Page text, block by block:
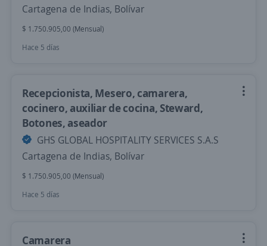
Cartagena de Indias, Bolívar
$ 1.750.905,00 (Mensual)
Hace 5 días
Recepcionista, Mesero, camarera,
cocinero, auxiliar de cocina, Steward,
Botones, aseador
GHS GLOBAL HOSPITALITY SERVICES S.A.S
Cartagena de Indias, Bolívar
$ 1.750.905,00 (Mensual)
Hace 5 días
Camarera